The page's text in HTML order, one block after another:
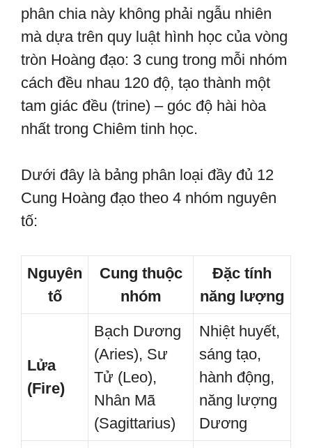
phân chia này không phải ngẫu nhiên
mà dựa trên quy luật hình học của vòng
tròn Hoàng đạo: 3 cung trong mỗi nhóm
cách đều nhau 120 độ, tạo thành một
tam giác đều (trine) – góc độ hài hòa
nhất trong Chiêm tinh học.
Dưới đây là bảng phân loại đầy đủ 12
Cung Hoàng đạo theo 4 nhóm nguyên
tố:
Nguyên
tố
Cung thuộc
nhóm
Đặc tính
năng lượng
Lửa
(Fire)
Bạch Dương
(Aries), Sư
Tử (Leo),
Nhân Mã
(Sagittarius)
Nhiệt huyết,
sáng tạo,
hành động,
năng lượng
Dương